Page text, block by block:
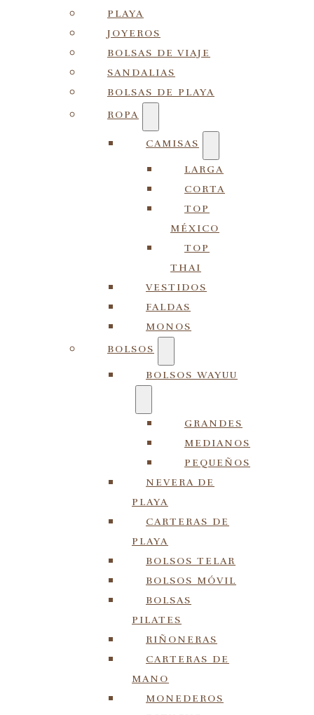
PLAYA
JOYEROS
BOLSAS DE VIAJE
SANDALIAS
BOLSAS DE PLAYA
ROPA
CAMISAS
LARGA
CORTA
TOP
MÉXICO
TOP
THAI
VESTIDOS
FALDAS
MONOS
BOLSOS
BOLSOS WAYUU
GRANDES
MEDIANOS
PEQUEÑOS
NEVERA DE
PLAYA
CARTERAS DE
PLAYA
BOLSOS TELAR
BOLSOS MÓVIL
BOLSAS
PILATES
RIÑONERAS
CARTERAS DE
MANO
MONEDEROS